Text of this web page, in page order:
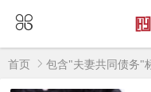
首页 包含"夫妻共同债务"